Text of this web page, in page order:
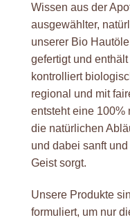
Wissen aus der
ausgewählter,
unserer Bio
gefertigt und
kontrolliert
regional und mit
entsteht eine 100%
die natürlichen
und dabei sanft
Geist sorgt.
Unsere Produkte
formuliert, um nur